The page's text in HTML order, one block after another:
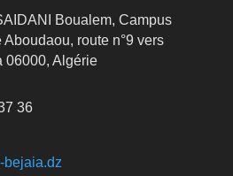
Boualem, Campus
route n°9 vers
06000, Algérie
36
bejaia.dz